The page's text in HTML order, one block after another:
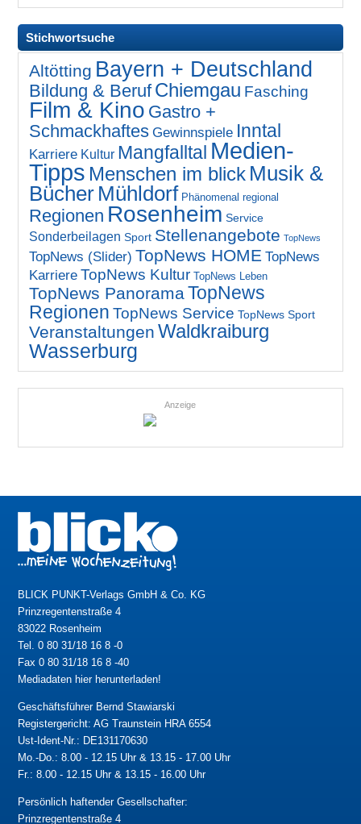
Stichwortsuche
Altötting Bayern + Deutschland
Bildung & Beruf Chiemgau Fasching
Film & Kino Gastro +
Schmackhaftes Gewinnspiele Inntal
Karriere Kultur Mangfalltal Medien-
Tipps Menschen im blick Musik &
Bücher Mühldorf Phänomenal regional
Regionen Rosenheim Service
Sonderbeilagen Sport Stellenangebote TopNews
TopNews (Slider) TopNews HOME TopNews
Karriere TopNews Kultur TopNews Leben
TopNews PanoramaTopNews
Regionen TopNews Service TopNews Sport
Veranstaltungen Waldkraiburg
Wasserburg
Anzeige
BLICK PUNKT-Verlags GmbH & Co. KG
Prinzregentenstraße 4
83022 Rosenheim
Tel. 0 80 31/18 16 8 -0
Fax 0 80 31/18 16 8 -40
Mediadaten hier herunterladen!
Geschäftsführer Bernd Stawiarski
Registergericht: AG Traunstein HRA 6554
Ust-Ident-Nr.: DE131170630
Mo.-Do.: 8.00 - 12.15 Uhr & 13.15 - 17.00 Uhr
Fr.: 8.00 - 12.15 Uhr & 13.15 - 16.00 Uhr
Persönlich haftender Gesellschafter:
Prinzregentenstraße 4